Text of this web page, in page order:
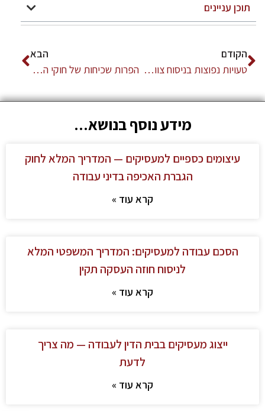
תוכן עניינים
הקודם
טעויות נפוצות בניסוח צוואה – מה לא לעשות כדי להימנע מביטול הצוואה.
הבא
הפרות שכיחות של חוקי העבודה על ידי מעסיקים
מידע נוסף בנושא...
עיצומים כספיים למעסיקים — המדריך המלא לחוק
הגברת האכיפה בדיני עבודה
קרא עוד »
הסכם עבודה למעסיקים: המדריך המשפטי המלא
לניסוח חוזה העסקה תקין
קרא עוד »
ייצוג מעסיקים בבית הדין לעבודה — מה צריך
לדעת
קרא עוד »